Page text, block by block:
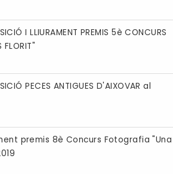
I LLIURAMENT PREMIS 5è CONCURS
FLORIT"
PECES ANTIGUES D'AIXOVAR al
premis 8è Concurs Fotografia "Una